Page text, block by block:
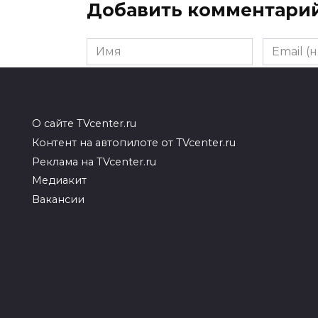
Добавить
Имя
Email
О сайте TVcenter.ru
Контент на автопилоте от TVcenter.ru
Реклама на TVcenter.ru
Медиакит
Вакансии